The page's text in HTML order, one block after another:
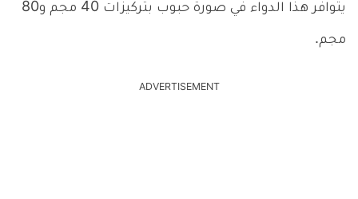
يتوافر هذا الدواء في صورة حبوب بتركيزات 40 مجم و80
مجم.
ADVERTISEMENT